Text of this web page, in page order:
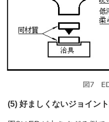
(5) 好ましくないジョイン